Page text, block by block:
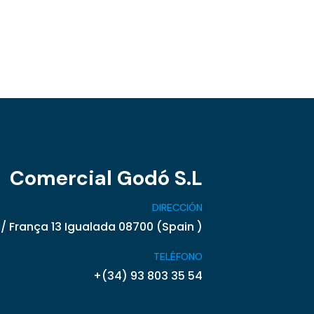
Comercial Godó S.L
DIRECCIÓN
França 13 Igualada 08700 (Spain )
TELÉFONO
+(34) 93 803 35 54